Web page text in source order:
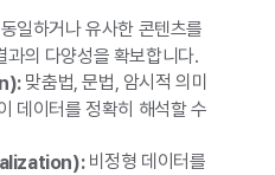
일하거나 유사한 콘텐츠를
과의 다양성을 확보합니다.
맞춤법, 문법, 암시적 의미
데이터를 정확히 해석할 수
비정형 데이터를